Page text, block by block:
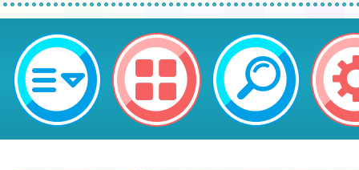
2025金融保險知識巡迴講座列車-
勢國民小學